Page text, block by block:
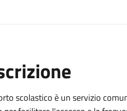
scolastico è un servizio